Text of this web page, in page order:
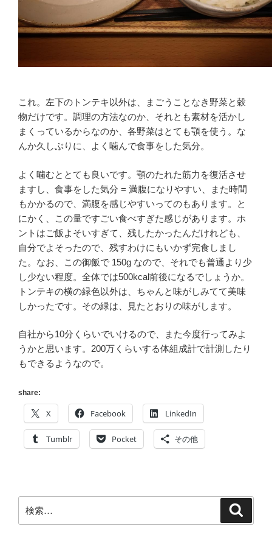
これ。左下のトンテキ以外は、まごうことなき野菜と穀
物だけです。調理の方法なのか、それとも素材を活かし
まくっているからなのか、各野菜はとても顎を使う。な
んか久しぶりに、よく噛んで食事をした気分。
よく噛むととても良いです。顎のたれた筋力を復活させ
ますし、食事をした気分 = 満腹になりやすい、また時間
もかかるので、満腹を感じやすいってのもあります。と
にかく、この量ですごい食べすぎた感じがあります。ホ
ントはご飯よそいすぎて、残したかったんだけれども、
自分でよそったので、残すわけにもいかず完食しまし
た。なお、この御飯で 150g なので、それでも普通より少
し少ない程度。全体では500kcal前後になるでしょうか。
トンテキの横の緑色以外は、ちゃんと味がしみてて美味
しかったです。その緑は、見たとおりの味がします。
自社から10分くらいでいけるので、また今度行ってみよ
うかと思います。200万くらいする体組成計で計測したり
もできるようなので。
share:
X Facebook LinkedIn
Tumblr Pocket その他
索: